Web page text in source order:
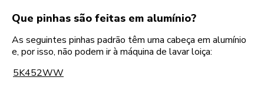
Que pinhas são feitas em alumínio?
As seguintes pinhas padrão têm uma cabeça em alumínio
e, por isso, não podem ir à máquina de lavar loiça:
5K452WW